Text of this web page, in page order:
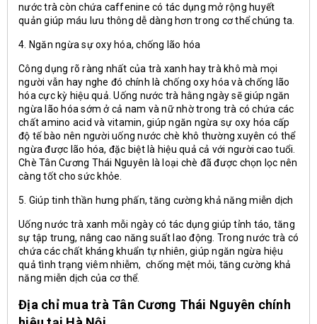
nước trà còn chứa caffenine có tác dụng mở rộng huyết
quản giúp máu lưu thông dễ dàng hơn trong cơ thể chúng ta.
4. Ngăn ngừa sự oxy hóa, chống lão hóa
Công dụng rõ ràng nhất của trà xanh hay trà khô mà mọi
người vẫn hay nghe đó chính là chống oxy hóa và chống lão
hóa cực kỳ hiệu quả. Uống nước trà hằng ngày sẽ giúp ngăn
ngừa lão hóa sớm ở cả nam và nữ nhờ trong trà có chứa các
chất amino acid và vitamin, giúp ngăn ngừa sự oxy hóa cấp
độ tế bào nên người uống nước chè khô thường xuyên có thể
ngừa được lão hóa, đặc biệt là hiệu quả cả với người cao tuổi.
Chè Tân Cương Thái Nguyên là loại chè đã được chọn lọc nên
càng tốt cho sức khỏe.
5. Giúp tinh thần hưng phấn, tăng cường khả năng miễn dịch
Uống nước trà xanh mỗi ngày có tác dụng giúp tỉnh táo, tăng
sự tập trung, nâng cao năng suất lao động. Trong nước trà có
chứa các chất kháng khuẩn tự nhiên, giúp ngăn ngừa hiệu
quả tình trạng viêm nhiễm, chống mệt mỏi, tăng cường khả
năng miễn dịch của cơ thể.
Địa chỉ mua trà Tân Cương Thái Nguyên chính